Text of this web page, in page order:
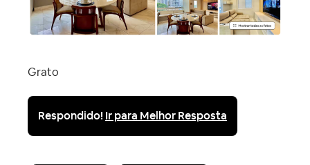
Grato
Respondido! Ir para Melhor Resposta